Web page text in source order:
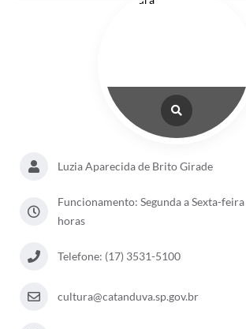
Projetos
Luzia Aparecida de Brito Girade
Funcionamento: Segunda a Sexta-
horas
Telefone: (17) 3531-5100
cultura@catanduva.sp.gov.br